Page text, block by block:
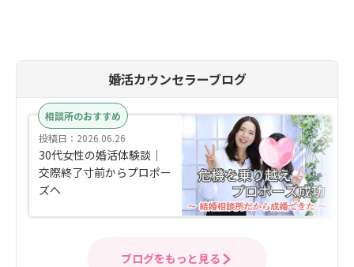
婚活カウンセラーブログ
相談所のおすすめ
投稿日：2026.06.26
30代女性の婚活体験談｜
交際終了寸前からプロポー
ズへ
ブログをもっと見る